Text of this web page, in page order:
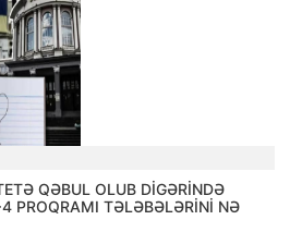
QƏBUL OLUB DİGƏRİNDƏ
PROQRAMI TƏLƏBƏLƏRİNİ NƏ